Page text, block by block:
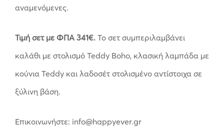
αναμενόμενες.
Τιμή σετ με ΦΠΑ 341€. Το σετ συμπεριλαμβάνει
καλάθι με στολισμό Teddy Boho, κλασική λαμπάδα με
κούνια Teddy και λαδοσέτ στολισμένο αντίστοιχα σε
ξύλινη βάση.
Επικοινωνήστε: info@happyever.gr